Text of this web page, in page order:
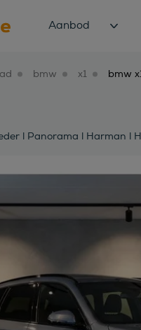
Aanbod
bmw x1
l Panorama l Harman l